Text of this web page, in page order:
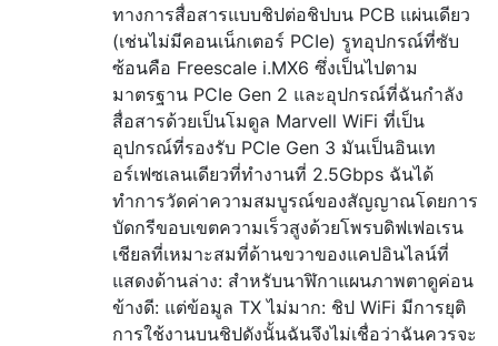
ทางการสื่อสารแบบชิปต่อชิปบน PCB แผ่นเดียว
(เช่นไม่มีคอนเน็กเตอร์ PCIe) รูทอุปกรณ์ที่ซับ
ซ้อนคือ Freescale i.MX6 ซึ่งเป็นไปตาม
มาตรฐาน PCIe Gen 2 และอุปกรณ์ที่ฉันกำลัง
สื่อสารด้วยเป็นโมดูล Marvell WiFi ที่เป็น
อุปกรณ์ที่รองรับ PCIe Gen 3 มันเป็นอินเท
อร์เฟซเลนเดียวที่ทำงานที่ 2.5Gbps ฉันได้
ทำการวัดค่าความสมบูรณ์ของสัญญาณโดยการ
บัดกรีขอบเขตความเร็วสูงด้วยโพรบดิฟเฟอเรน
เชียลที่เหมาะสมที่ด้านขวาของแคปอินไลน์ที่
แสดงด้านล่าง: สำหรับนาฬิกาแผนภาพตาดูค่อน
ข้างดี: แต่ข้อมูล TX ไม่มาก: ชิป WiFi มีการยุติ
การใช้งานบนชิปดังนั้นฉันจึงไม่เชื่อว่าฉันควรจะ